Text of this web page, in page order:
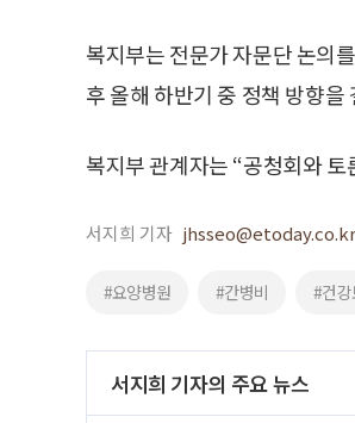
복지부는 전문가 자문단 논의
후 올해 하반기 중 정책 방향
복지부 관계자는 “공청회와
서지희 기자 jhsseo@etoday.co.kr
#요양병원 #간병비 #건
서지희 기자의 주요 뉴스